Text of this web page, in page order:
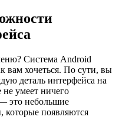
Система Android
вам хочеться. По сути, вы
деталь интерфейса на
умеет ничего
это небольшие
которые появляются